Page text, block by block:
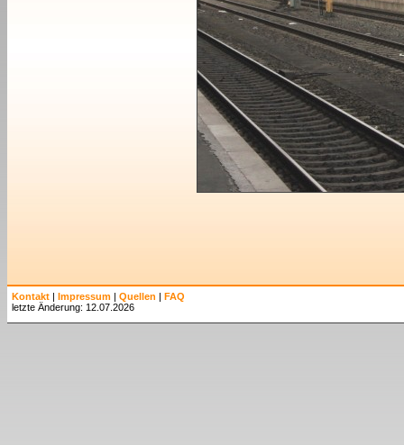
Kontakt | Impressum | Quellen | FAQ
letzte Änderung: 12.07.2026